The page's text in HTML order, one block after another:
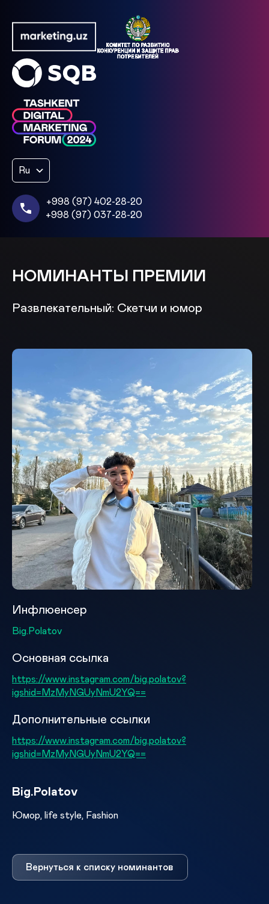
Ru
+998 (97) 402-28-20
+998 (97) 037-28-20
НОМИНАНТЫ ПРЕМИИ
Развлекательный: Скетчи и юмор
Инфлюенсер
Big.Polatov
Основная ссылка
https://www.instagram.com/big.polatov?
igshid=MzMyNGUyNmU2YQ==
Дополнительные ссылки
https://www.instagram.com/big.polatov?
igshid=MzMyNGUyNmU2YQ==
Big.Polatov
Юмор, life style, Fashion
Вернуться к списку номинантов